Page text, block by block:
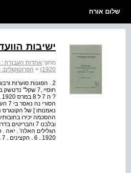
שלום אורח
ישיבות
מתוך:
1920)
> הפרוטוקולים:
חוסיי ,7 שקל"
ההסכמה יכירו
ובלבנו 7
1920 . 6 . הקצינים . 7 . חוסיי 7 בך עלי היה השרי 9 הגדול של מכה בשנים 8091­ 1916 . בסיד הער...